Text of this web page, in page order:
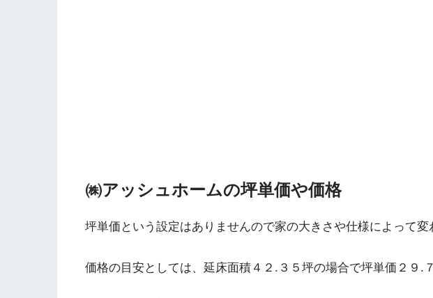
㈱アッシュホームの坪単価や価格
坪単価という設定はありませんので家の大きさや仕様によって変
価格の目安としては、延床面積４２.３５坪の場合で坪単価２９.